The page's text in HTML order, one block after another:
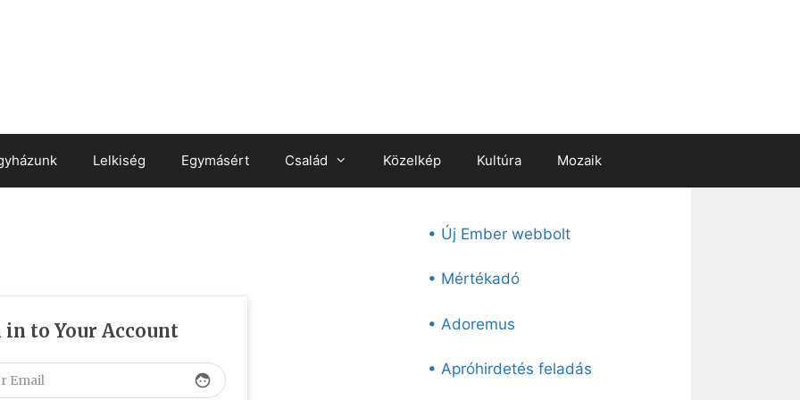
Lelkiség Egymásért Család Közelkép Kultúra Mozaik
in to Your Account
face
• Új Ember webbolt
• Mértékadó
• Adoremus
• Apróhirdetés feladás